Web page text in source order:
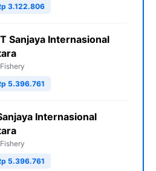
3.122.806
Sanjaya Internasional
5.396.761
Internasional
5.396.761